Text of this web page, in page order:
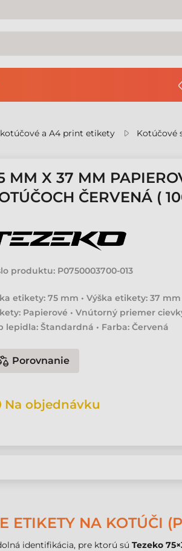
a A4 print etikety Kotúčové
MM X 37 MM
ČERVENÁ (
produktu: P0750003700-013
etikety: 75 mm • Výška etikety: 37 mm
Papierové • Vnútorný priemer
lepidla: Štandardná • Farba: Červená
Porovnanie
Na objednávku
ETIKETY NA KOTÚČI
identifikácia, pre ktorú sú Tezeko